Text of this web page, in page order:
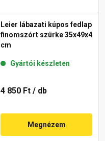
Leier lábazati kúpos fedlap
finomszórt szürke 35x49x4
cm
Gyártói készleten
4 850 Ft / db
Megnézem